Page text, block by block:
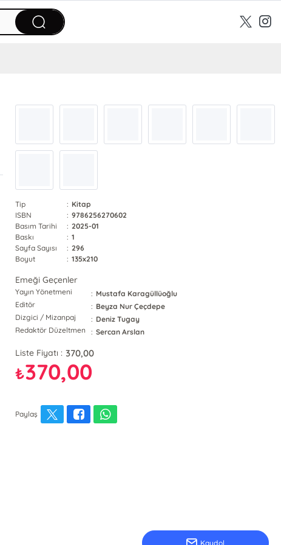
Tip : Kitap
ISBN
: 9786256270602
Basım Tarihi
: 2025-01
Baskı
: 1
Sayfa Sayısı
: 296
Boyut
: 135x210
Emeği Geçenler
Yayın Yönetmeni : Mustafa Karagüllüoğlu
Editör
: Beyza Nur Çeçdepe
Dizgici / Mizanpaj
: Deniz Tugay
Redaktör Düzeltmen
: Sercan Arslan
Liste Fiyatı : 370,00
₺370,00
Paylaş
Kaydol